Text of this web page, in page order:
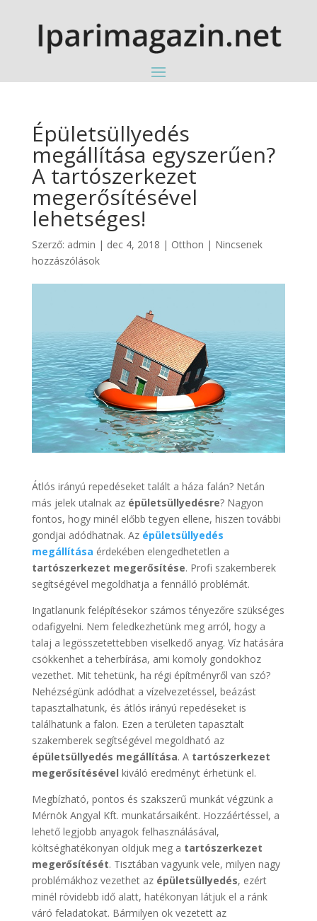
Épületsüllyedés
megállítása egyszerűen?
A tartószerkezet
megerősítésével
lehetséges!
Szerző: admin | dec 4, 2018 | Otthon | Nincsenek
hozzászólások
Átlós irányú repedéseket talált a háza falán? Netán
más jelek utalnak az épületsüllyedésre? Nagyon
fontos, hogy minél előbb tegyen ellene, hiszen további
gondjai adódhatnak. Az épületsüllyedés
megállítása érdekében elengedhetetlen a
tartószerkezet megerősítése. Profi szakemberek
segítségével megoldhatja a fennálló problémát.
Ingatlanunk felépítésekor számos tényezőre szükséges
odafigyelni. Nem feledkezhetünk meg arról, hogy a
talaj a legösszetettebben viselkedő anyag. Víz hatására
csökkenhet a teherbírása, ami komoly gondokhoz
vezethet. Mit tehetünk, ha régi építményről van szó?
Nehézségünk adódhat a vízelvezetéssel, beázást
tapasztalhatunk, és átlós irányú repedéseket is
találhatunk a falon. Ezen a területen tapasztalt
szakemberek segítségével megoldható az
épületsüllyedés megállítása. A tartószerkezet
megerősítésével kiváló eredményt érhetünk el.
Megbízható, pontos és szakszerű munkát végzünk a
Mérnök Angyal Kft. munkatársaiként. Hozzáértéssel, a
lehető legjobb anyagok felhasználásával,
költséghatékonyan oldjuk meg a tartószerkezet
megerősítését. Tisztában vagyunk vele, milyen nagy
problémákhoz vezethet az épületsüllyedés, ezért
minél rövidebb idő alatt, hatékonyan látjuk el a ránk
váró feladatokat. Bármilyen ok vezetett az